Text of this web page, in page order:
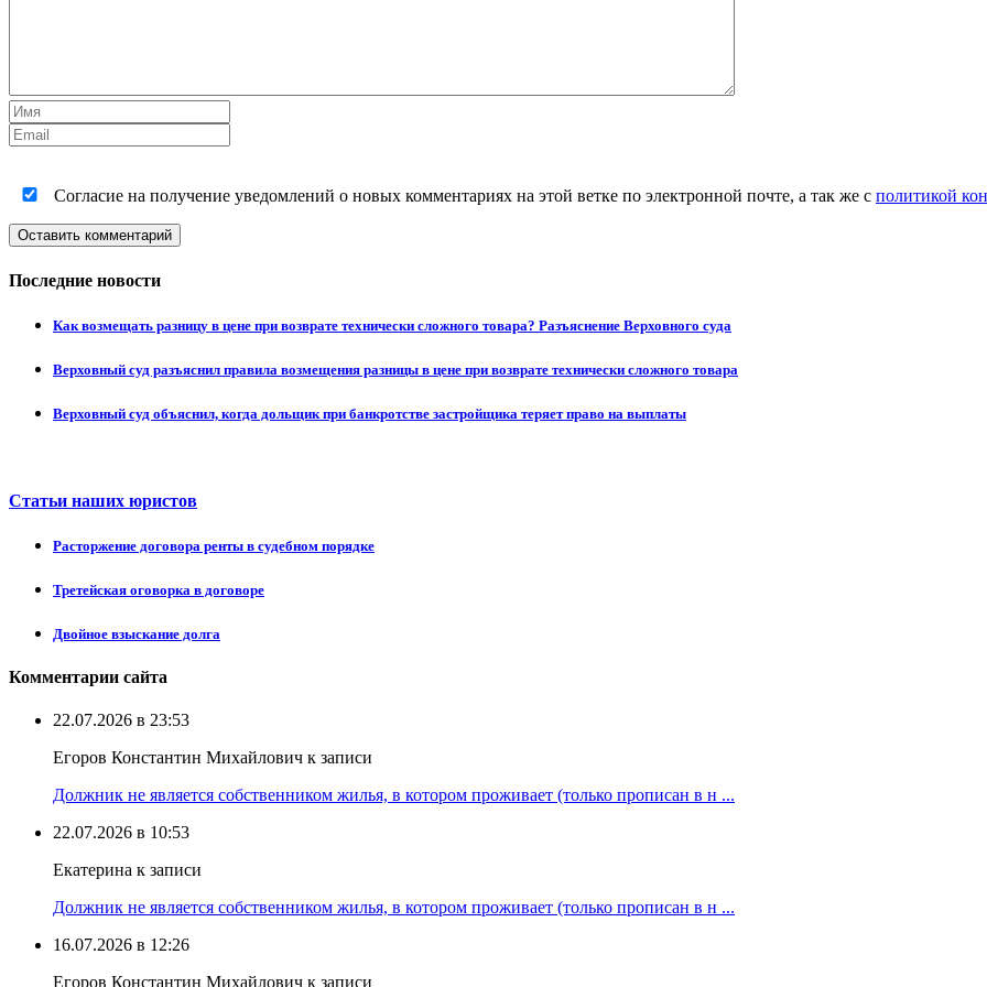
Согласие на получение уведомлений о новых комментариях на этой ветке по электронной почте, а так же с политикой
Оставить комментарий
Последние новости
Как возмещать разницу в цене при возврате технически сложного товара? Разъяснение Верховного суда
Верховный суд разъяснил правила возмещения разницы в цене при возврате технически сложного товара
Верховный суд объяснил, когда дольщик при банкротстве застройщика теряет право на выплаты
Статьи наших юристов
Расторжение договора ренты в судебном порядке
Третейская оговорка в договоре
Двойное взыскание долга
Комментарии сайта
22.07.2026 в 23:53
Егоров Константин Михайлович к записи
Должник не является собственником жилья, в котором проживает (только прописан в н ...
22.07.2026 в 10:53
Екатерина к записи
Должник не является собственником жилья, в котором проживает (только прописан в н ...
16.07.2026 в 12:26
Егоров Константин Михайлович к записи